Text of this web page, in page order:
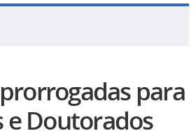
para
e Doutorados